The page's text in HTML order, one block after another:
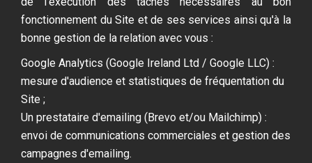
fonctionnement du Site et de ses services ainsi qu'à la
bonne gestion de la relation avec vous :
Google Analytics (Google Ireland Ltd / Google LLC) :
mesure d'audience et statistiques de fréquentation du
Site ;
Un prestataire d'emailing (Brevo et/ou Mailchimp) :
envoi de communications commerciales et gestion des
campagnes d'emailing.